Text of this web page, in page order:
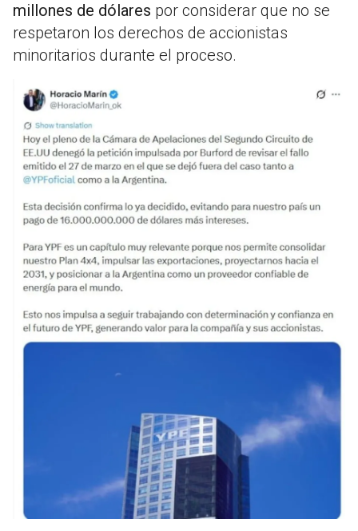
millones de dólares por considerar que no se
respetaron los derechos de accionistas
minoritarios durante el proceso.